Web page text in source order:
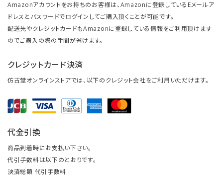
Amazonアカウントをお持ちのお客様は、Amazonに登録しているEメールア
ドレスとパスワードでログインしてご購入頂くことが可能です。
配送先やクレジットカードもAmazonに登録している情報をご利用頂けます
のでご購入の際の手間が省けます。
クレジットカード決済
仿古堂オンラインストアでは、以下のクレジット会社をご利用いただけます。
代金引換
商品到着時にお支払い下さい。
代引手数料は以下のとおりです。
決済総額 代引手数料